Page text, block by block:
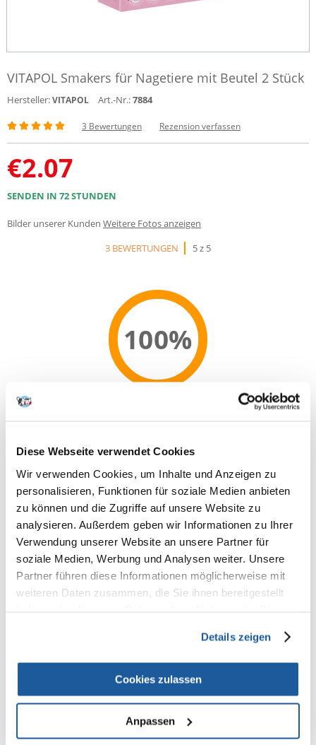
Diese Webseite verwendet Cookies
Wir verwenden Cookies, um Inhalte und Anzeigen zu
personalisieren, Funktionen für soziale Medien anbieten
zu können und die Zugriffe auf unsere Website zu
analysieren. Außerdem geben wir Informationen zu Ihrer
Verwendung unserer Website an unsere Partner für
soziale Medien, Werbung und Analysen weiter. Unsere
Partner führen diese Informationen möglicherweise mit
weiteren Daten zusammen, die Sie ihnen bereitgestellt
Details zeigen
Cookies zulassen
Anpassen
VITAPOL Smakers für Nagetiere mit Beutel 2 Stück
Hersteller:VITAPOL Art.-Nr.:7884
3 Bewertungen Rezension verfassen
€2.07
SENDEN IN 72 STUNDEN
Bilder unserer Kunden Weitere Fotos anzeigen
3 BEWERTUNGEN
5 z 5
100%
Recommend
100% KUNDEN EMPFEHLEN DIESES PRODUKT
Produktbeschreibung
Ein Smacker, der eine wertvolle Quelle für hochwertiges pflanzliches
Eiweiß ist. Alfalfa liefert auch große Mengen an Beta-Carotin, die
Vitamine B, C, D, E und K sowie die Mineralsalze Kalium, Eisen, Kalzium
und Phosphor. Die granulierte Form fördert den Abrieb der Zähne von
Nagetieren und Kaninchen.
Zusammensetzung: granuliertes Luzernenmehl, Weizen,
Rohprotein % (min) : 17,3
rohe Öle und Fette % (min) : 5,5
Rohasche % (max) : 5,8